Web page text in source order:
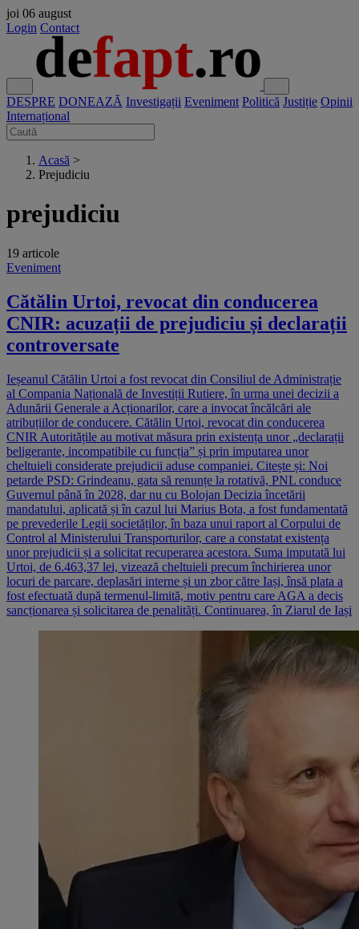
joi 06 august
Login Contact
DESPRE DONEAZĂ Investigații Eveniment Politică Justiție Opinii
Internațional
Acasă >
Prejudiciu
prejudiciu
19 articole
Eveniment
Cătălin Urtoi, revocat din conducerea
CNIR: acuzații de prejudiciu și declarații
controversate
Ieșeanul Cătălin Urtoi a fost revocat din Consiliul de Administrație
al Compania Națională de Investiții Rutiere, în urma unei decizii a
Adunării Generale a Acționarilor, care a invocat încălcări ale
atribuțiilor de conducere. Cătălin Urtoi, revocat din conducerea
CNIR Autoritățile au motivat măsura prin existența unor „declarații
beligerante, incompatibile cu funcția” și prin imputarea unor
cheltuieli considerate prejudicii aduse companiei. Citește și: Noi
petarde PSD: Grindeanu, gata să renunțe la rotativă, PNL conduce
Guvernul până în 2028, dar nu cu Bolojan Decizia încetării
mandatului, aplicată și în cazul lui Marius Bota, a fost fundamentată
pe prevederile Legii societăților, în baza unui raport al Corpului de
Control al Ministerului Transporturilor, care a constatat existența
unor prejudicii și a solicitat recuperarea acestora. Suma imputată lui
Urtoi, de 6.463,37 lei, vizează cheltuieli precum închirierea unor
locuri de parcare, deplasări interne și un zbor către Iași, însă plata a
fost efectuată după termenul-limită, motiv pentru care AGA a decis
sancționarea și solicitarea de penalități. Continuarea, în Ziarul de Iași